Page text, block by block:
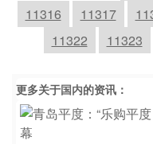
11316
11317
11322
11323
更多关于国内的资讯：